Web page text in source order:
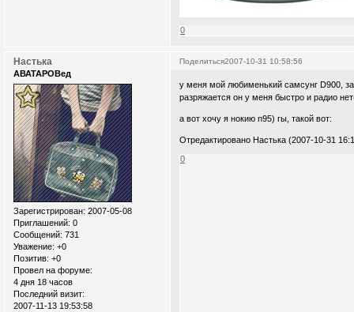
0
Поделиться2007-10-31 10:58:56
Настька
АВАТАРОВед
Зарегистрирован: 2007-05-08
Приглашений: 0
Сообщений: 731
Уважение: +0
Позитив: +0
Провел на форуме:
4 дня 18 часов
Последний визит:
2007-11-13 19:53:58
у меня мой любименький самсунг D900,
разряжается он у меня быстро и радио
а вот хочу я нокию n95) гы, такой вот:
Отредактировано Настька (2007-10-31
0